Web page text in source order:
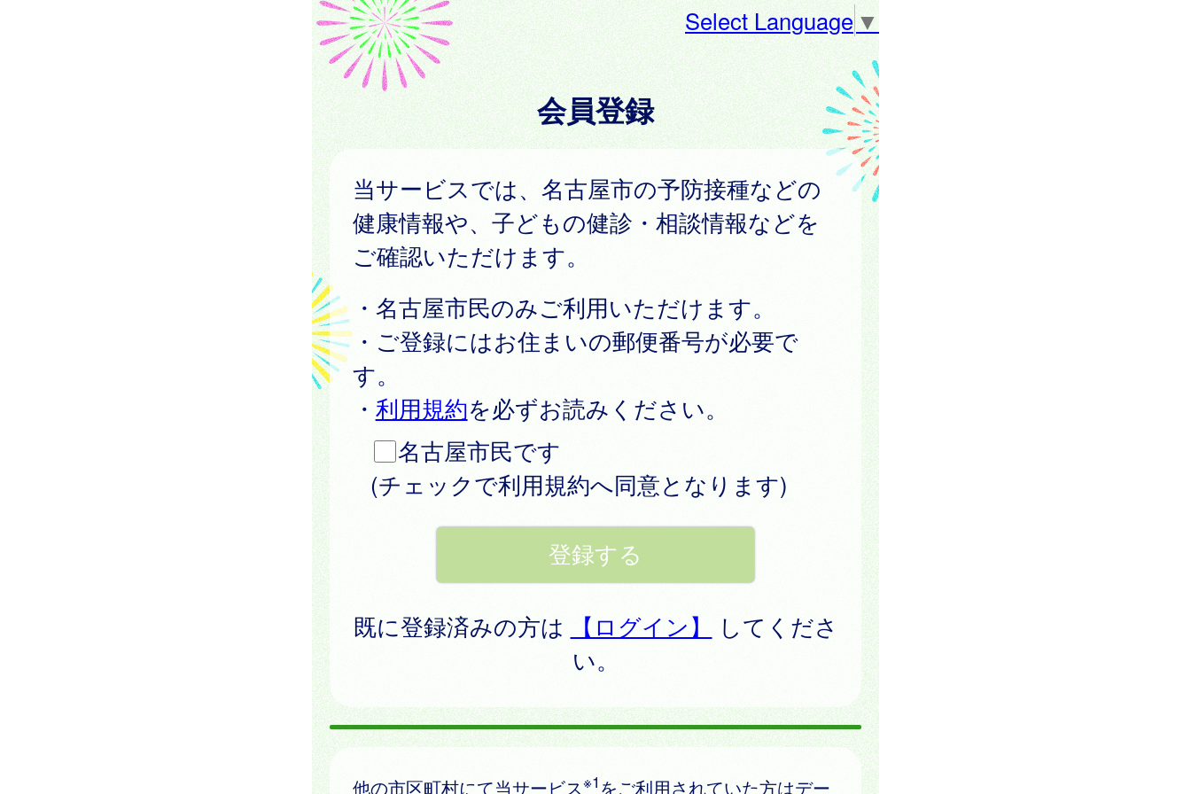
Select Language▼
会員登録
当サービスでは、名古屋市の予防接種などの
健康情報や、子どもの健診・相談情報などを
ご確認いただけます。
・名古屋市民のみご利用いただけます。
・ご登録にはお住まいの郵便番号が必要で
す。
・ 利用規約を必ずお読みください。
名古屋市民です
(チェックで利用規約へ同意となります)
既に登録済みの方は 【ログイン】
してくださ
い。
他の市区町村にて当サービス※1 をご利用されていた方はデー